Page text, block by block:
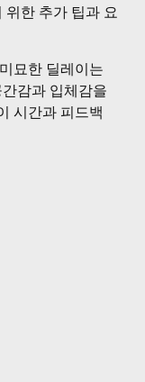
위한 추가 팁과 요
미묘한 딜레이는
감과 입체감을
시간과 피드백